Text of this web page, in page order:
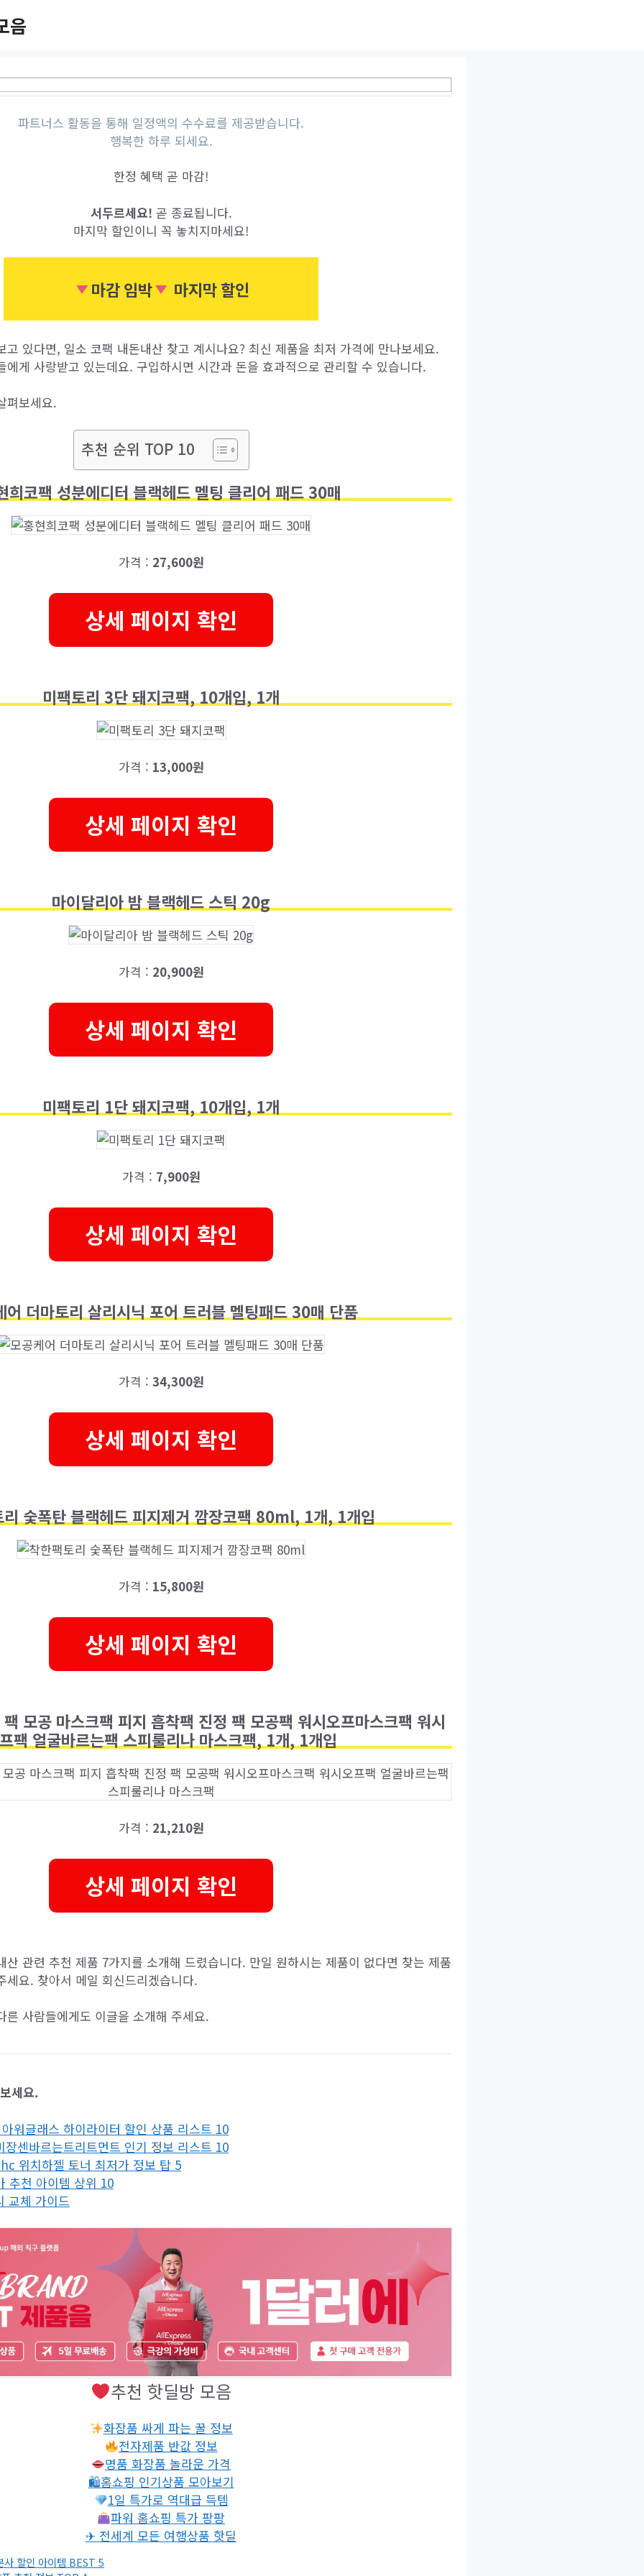
음
파트너스 활동을 통해 일정액의 수수료를 제공받습니다.
행복한 하루 되세요.
한정 혜택 곧 마감!
서두르세요! 곧 종료됩니다.
마지막 할인이니 꼭 놓치지마세요!
마감 임박 마지막 할인
고 있다면, 일소 코팩 내돈내산 찾고 계시나요? 최신 제품을 최저 가격에 만나보세요.
에게 사랑받고 있는데요. 구입하시면 시간과 돈을 효과적으로 관리할 수 있습니다.
펴보세요.
추천 순위 TOP 10
희코팩 성분에디터 블랙헤드 멜팅 클리어 패드 30매
가격 : 27,600원
상세 페이지 확인
미팩토리 3단 돼지코팩, 10개입, 1개
가격 : 13,000원
상세 페이지 확인
마이달리아 밤 블랙헤드 스틱 20g
가격 : 20,900원
상세 페이지 확인
미팩토리 1단 돼지코팩, 10개입, 1개
가격 : 7,900원
상세 페이지 확인
어 더마토리 살리시닉 포어 트러블 멜팅패드 30매 단품
가격 : 34,300원
상세 페이지 확인
리 숯폭탄 블랙헤드 피지제거 깜장코팩 80ml, 1개, 1개입
가격 : 15,800원
상세 페이지 확인
모공 마스크팩 피지 흡착팩 진정 팩 모공팩 워시오프마스크팩 워시
팩 얼굴바르는팩 스피룰리나 마스크팩, 1개, 1개입
가격 : 21,210원
상세 페이지 확인
산 관련 추천 제품 7가지를 소개해 드렸습니다. 만일 원하시는 제품이 없다면 찾는 제품
세요. 찾아서 메일 회신드리겠습니다.
른 사람들에게도 이글을 소개해 주세요.
세요.
워글래스 하이라이터 할인 상품 리스트 10
장센바르는트리트먼트 인기 정보 리스트 10
위치하젤 토너 최저가 정보 탑 5
추천 아이템 상위 10
교체 가이드
추천 핫딜방 모음
화장품 싸게 파는 꿀 정보
전자제품 반값 정보
명품 화장품 놀라운 가격
🛍홈쇼핑 인기상품 모아보기
1일 특가로 역대급 득템
파워 홈쇼핑 특가 팡팡
✈ 전세계 모든 여행상품 핫딜
사 할인 아이템 BEST 5